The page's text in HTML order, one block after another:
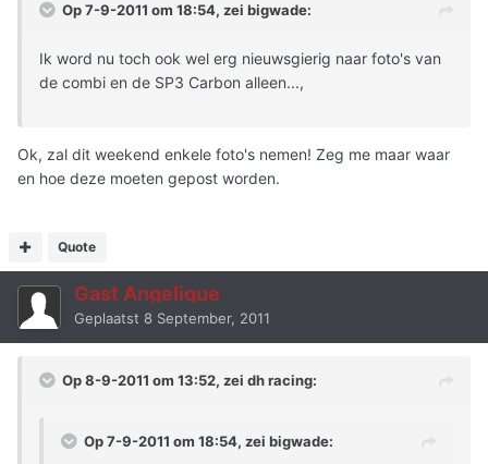
Op 7-9-2011 om 18:54, zei bigwade:
Ik word nu toch ook wel erg nieuwsgierig naar foto's van
de combi en de SP3 Carbon alleen...,
Ok, zal dit weekend enkele foto's nemen! Zeg me maar waar
en hoe deze moeten gepost worden.
Quote
Gast Angelique
Geplaatst 8 September, 2011
Op 8-9-2011 om 13:52, zei dh racing:
Op 7-9-2011 om 18:54, zei bigwade: